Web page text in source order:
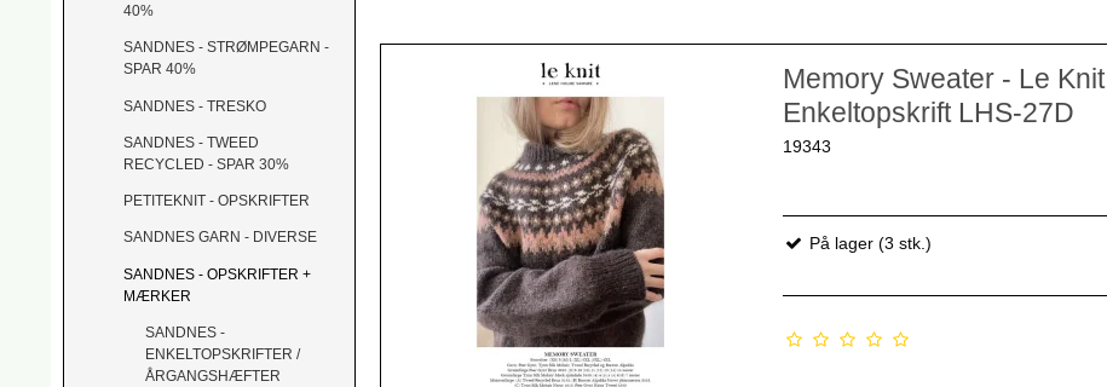
40%
SANDNES - STRØMPEGARN -
SPAR 40%
SANDNES - TRESKO
SANDNES - TWEED
RECYCLED - SPAR 30%
PETITEKNIT - OPSKRIFTER
SANDNES GARN - DIVERSE
SANDNES - OPSKRIFTER +
MÆRKER
SANDNES -
ENKELTOPSKRIFTER /
ÅRGANGSHÆFTER
Memory Sweater - Le Knit
Enkeltopskrift LHS-27D
19343
På lager (3 stk.)